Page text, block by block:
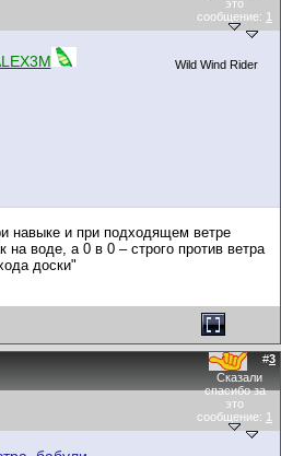
это
сообщение: 1
Wild Wind Rider
навыке и при подходящем ветре
на воде, а 0 в 0 – строго против ветра
доски"
#3
Сказали
спасибо за
это
сообщение: 1